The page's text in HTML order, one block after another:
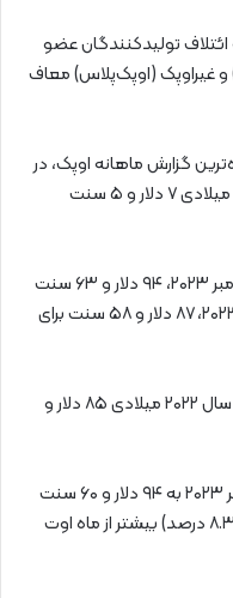
ائتلاف تولیدکنندگان عضو
غیراوپک (اوپک‌پلاس) معاف
گزارش ماهانه اوپک، در
ماه سپتامبر نسبت به ماه اوت سال ۲۰۲۳ میلادی ۷ دلار و ۵ سنت
قیمت نفت خام سنگین ایران در ماه سپتامبر ۲۰۲۳، ۹۴ دلار و ۶۳ سنت
ثبت شد، در حالی‌ که این رقم در ماه اوت ۲۰۲۳، ۸۷ دلار و ۵۸ سنت برای
میانگین قیمت نفت خام سنگین ایران در سال ۲۰۲۲ میلادی ۸۵ دلار و
قیمت سبد نفتی اوپک هم در ماه سپتامبر ۲۰۲۳ به ۹۴ دلار و ۶۰ سنت
برای هر بشکه رسید که ۷ دلار و ۲۷ سنت (۸.۳ درصد) بیشتر از ماه اوت